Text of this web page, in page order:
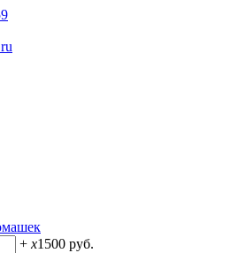
+ x1500 руб.